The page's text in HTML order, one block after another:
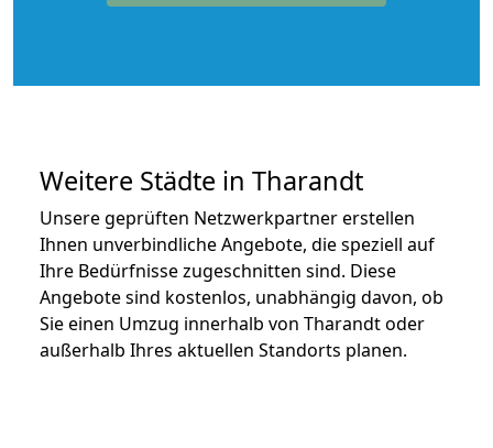
Weitere Städte in Tharandt
Unsere geprüften Netzwerkpartner erstellen
Ihnen unverbindliche Angebote, die speziell auf
Ihre Bedürfnisse zugeschnitten sind. Diese
Angebote sind kostenlos, unabhängig davon, ob
Sie einen Umzug innerhalb von Tharandt oder
außerhalb Ihres aktuellen Standorts planen.